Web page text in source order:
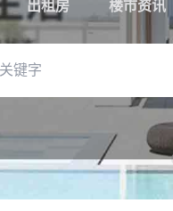
出租房 楼市资讯